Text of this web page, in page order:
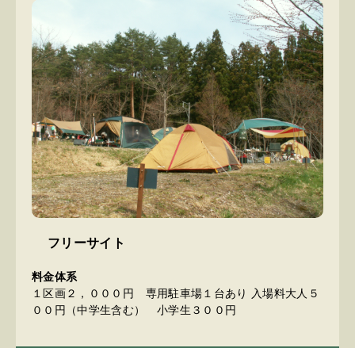
フリーサイト
料金体系
１区画２，０００円 専用駐車場１台あり 入場料大人５
００円（中学生含む） 小学生３００円